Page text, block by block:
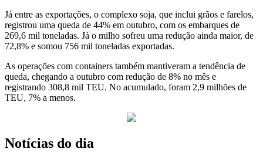
Já entre as exportações, o complexo soja, que inclui grãos e farelos,
registrou uma queda de 44% em outubro, com os embarques de
269,6 mil toneladas. Já o milho sofreu uma redução ainda maior, de
72,8% e somou 756 mil toneladas exportadas.
As operações com containers também mantiveram a tendência de
queda, chegando a outubro com redução de 8% no mês e
registrando 308,8 mil TEU. No acumulado, foram 2,9 milhões de
TEU, 7% a menos.
Notícias do dia